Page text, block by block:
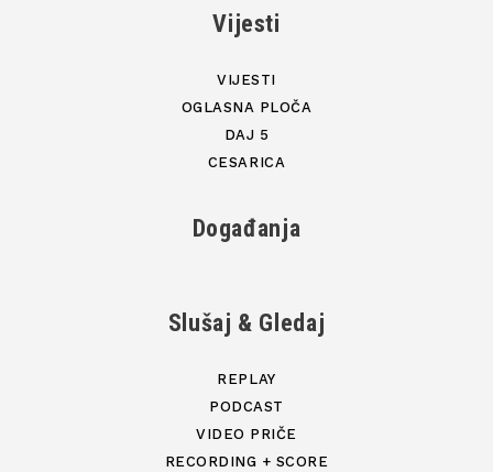
Vijesti
VIJESTI
OGLASNA PLOČA
DAJ 5
CESARICA
Događanja
Slušaj & Gledaj
REPLAY
PODCAST
VIDEO PRIČE
RECORDING + SCORE